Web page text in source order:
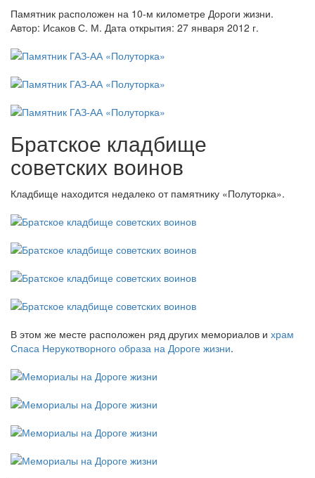
Памятник расположен на 10-м километре Дороги жизни.
Автор: Исаков С. М. Дата открытия: 27 января 2012 г.
Братское кладбище
советских воинов
Кладбище находится недалеко от памятнику «Полуторка».
В этом же месте расположен ряд других мемориалов и храм
Спаса Нерукотворного образа на Дороге жизни.